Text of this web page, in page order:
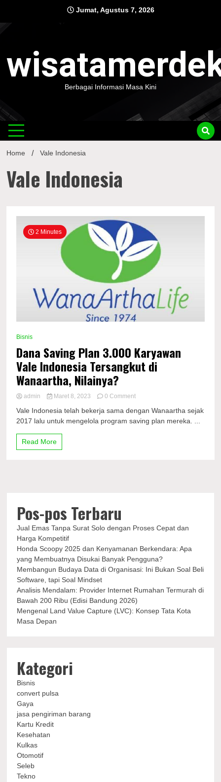
content
Jumat, Agustus 7, 2026
Berbagai Informasi Masa Kini
Home Vale Indonesia
Vale Indonesia
2 Minutes
Bisnis
Dana Saving Plan 3.000 Karyawan
Vale Indonesia Tersangkut di
Wanaartha, Nilainya?
admin Maret 8, 2023 0 Commenton
Saving
Plan
Vale Indonesia telah bekerja sama dengan Wanaartha sejak
2017 lalu untuk mengelola program saving plan mereka. ...
Read More
Pos-pos Terbaru
Jual Emas Tanpa Surat Solo dengan Proses Cepat dan
Harga Kompetitif
Honda Scoopy 2025 dan Kenyamanan Berkendara: Apa
yang Membuatnya Disukai Banyak Pengguna?
Membangun Budaya Data di Organisasi: Ini Bukan Soal Beli
Software, tapi Soal Mindset
Analisis Mendalam: Provider Internet Rumahan Termurah di
Bawah 200 Ribu (Edisi Bandung 2026)
Mengenal Land Value Capture (LVC): Konsep Tata Kota
Masa Depan
Kategori
Bisnis
convert pulsa
Gaya
jasa pengiriman barang
Kartu Kredit
Kesehatan
Kulkas
Otomotif
Seleb
Tekno